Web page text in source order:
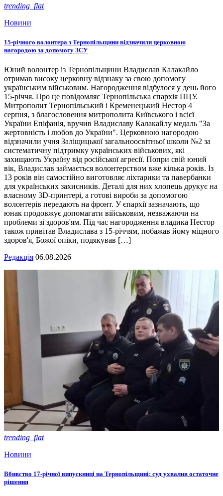
trending_flat
Новини
15-річного волонтера з Тернопільщини відзначили церковною
нагородою за допомогу ЗСУ
Юний волонтер із Тернопільщини Владислав Калакайло
отримав високу церковну відзнаку за свою допомогу
українським військовим. Нагородження відбулося у день його
15-річчя. Про це повідомляє Тернопільська єпархія ПЦУ.
Митрополит Тернопільський і Кременецький Нестор 4
серпня, з благословення митрополита Київського і всієї
України Епіфанія, вручив Владиславу Калакайлу медаль "За
жертовність і любов до України". Церковною нагородою
відзначили учня Заліщицької загальноосвітньої школи №2 за
систематичну підтримку українських військових, які
захищають Україну від російської агресії. Попри свій юний
вік, Владислав займається волонтерством вже кілька років. Із
13 років він самостійно виготовляє ліхтарики та павербанки
для українських захисників. Деталі для них хлопець друкує на
власному 3D-принтері, а готові вироби за допомогою
волонтерів передають на фронт. У єпархії зазначають, що
юнак продовжує допомагати військовим, незважаючи на
проблеми зі здоров'ям. Під час нагородження владика Нестор
також привітав Владислава з 15-річчям, побажав йому міцного
здоров'я, Божої опіки, подякував […]
Редакція 06.08.2026
trending_flat
Новини
Вбивство 17-річної випускниці на Тернопільщині: суд ухвалив остаточне
рішення